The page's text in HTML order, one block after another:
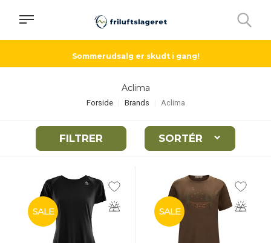
Sommerudsalg er skudt i gang!
Aclima
Forside Brands Aclima
FILTRER SORTÉR
SALE SALE